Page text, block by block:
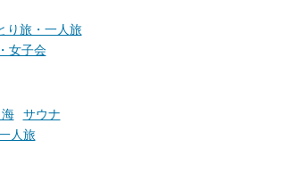
ックスしているか
る、大切な自分
のまま相談でき
ね。
り旅・一人旅
女子会
サウナ
人旅